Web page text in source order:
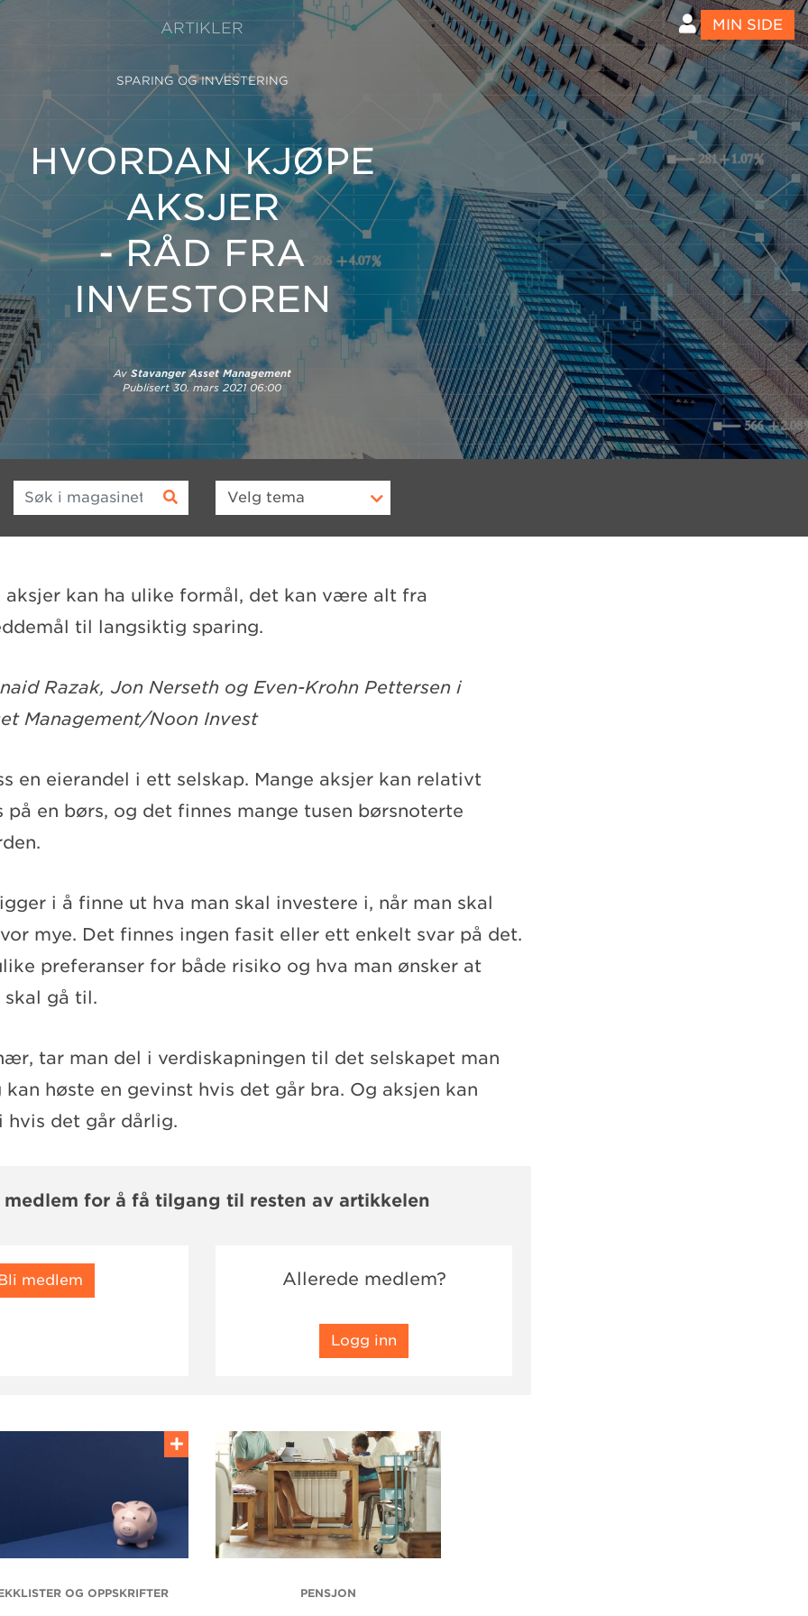
ARTIKLER MIN SIDE
SPARING OG INVESTERING
HVORDAN KJØPE
AKSJER
- RÅD FRA
INVESTOREN
AvStavanger Asset Management
Publisert30. mars 2021 06:00
Søk i magasinet Velg tema
aksjer kan ha ulike formål, det kan være alt fra
til langsiktig sparing.
Razak, Jon Nerseth og Even-Krohn Pettersen i
Management/Noon Invest
en eierandel i ett selskap. Mange aksjer kan relativt
på en børs, og det finnes mange tusen børsnoterte
i å finne ut hva man skal investere i, når man skal
mye. Det finnes ingen fasit eller ett enkelt svar på det.
preferanser for både risiko og hva man ønsker at
skal gå til.
tar man del i verdiskapningen til det selskapet man
høste en gevinst hvis det går bra. Og aksjen kan
hvis det går dårlig.
for å få tilgang til resten av artikkelen
medlem Allerede medlem?
Logg inn
OG OPPSKRIFTER PENSJON